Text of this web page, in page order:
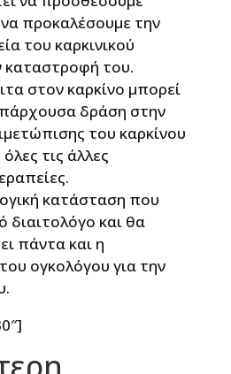
προκαλέσουμε την
του καρκινικού
καταστροφή του.
στον καρκίνο μπορεί
δράση στην
του καρκίνου
τις άλλες
κατάσταση που
διαιτολόγο και θα
πάντα και η
ογκολόγου για την